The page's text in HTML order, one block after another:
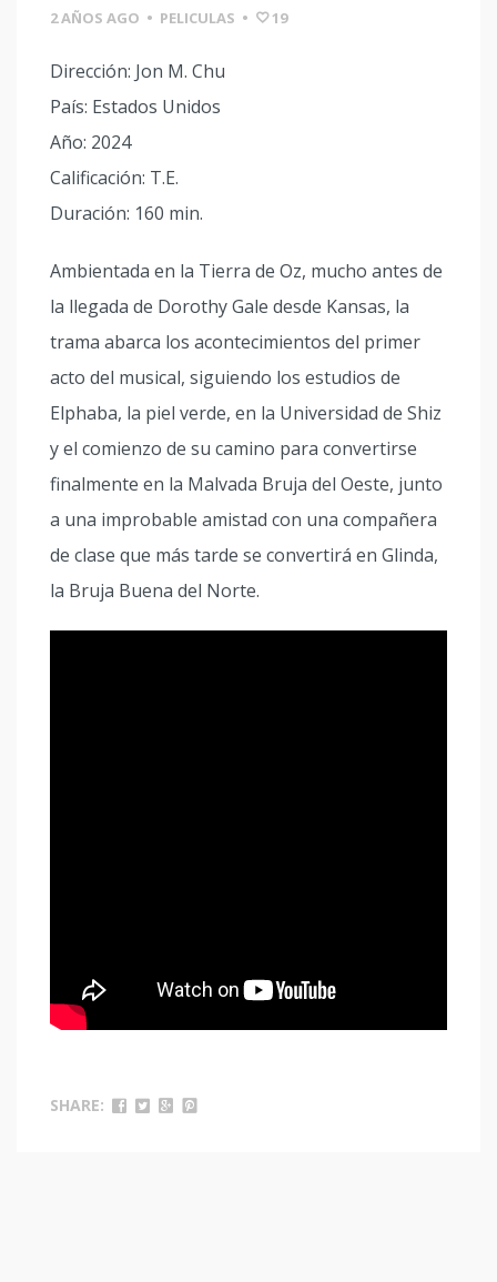
2 AÑOS AGO • PELICULAS • 19
Dirección: Jon M. Chu
País: Estados Unidos
Año: 2024
Calificación: T.E.
Duración: 160 min.
Ambientada en la Tierra de Oz, mucho antes de
la llegada de Dorothy Gale desde Kansas, la
trama abarca los acontecimientos del primer
acto del musical, siguiendo los estudios de
Elphaba, la piel verde, en la Universidad de Shiz
y el comienzo de su camino para convertirse
finalmente en la Malvada Bruja del Oeste, junto
a una improbable amistad con una compañera
de clase que más tarde se convertirá en Glinda,
la Bruja Buena del Norte.
SHARE: